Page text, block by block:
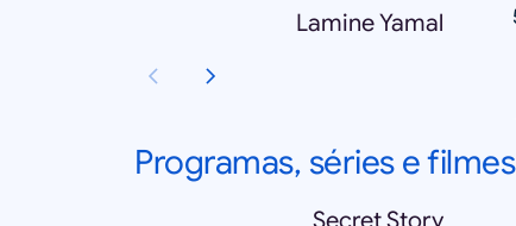
Lamine Yamal
Programas, séries e filmes